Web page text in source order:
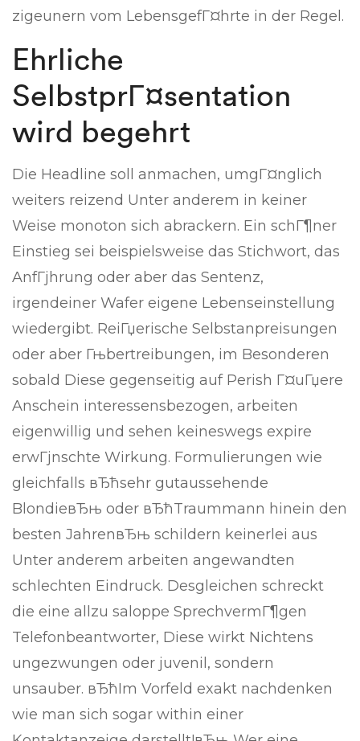
zigeunern vom LebensgefГ¤hrte in der Regel.
Ehrliche
SelbstprГ¤sentation
wird begehrt
Die Headline soll anmachen, umgГ¤nglich
weiters reizend Unter anderem in keiner
Weise monoton sich abrackern. Ein schГ¶ner
Einstieg sei beispielsweise das Stichwort, das
AnfГјhrung oder aber das Sentenz,
irgendeiner Wafer eigene Lebenseinstellung
wiedergibt. ReiГџerische Selbstanpreisungen
oder aber Гњbertreibungen, im Besonderen
sobald Diese gegenseitig auf Perish Г¤uГџere
Anschein interessensbezogen, arbeiten
eigenwillig und sehen keineswegs expire
erwГјnschte Wirkung. Formulierungen wie
gleichfalls вЂћsehr gutaussehende
BlondieвЂњ oder вЂћTraummann hinein den
besten JahrenвЂњ schildern keinerlei aus
Unter anderem arbeiten angewandten
schlechten Eindruck. Desgleichen schreckt
die eine allzu saloppe SprechvermГ¶gen
Telefonbeantworter, Diese wirkt Nichtens
ungezwungen oder juvenil, sondern
unsauber. вЂћIm Vorfeld exakt nachdenken
wie man sich sogar within einer